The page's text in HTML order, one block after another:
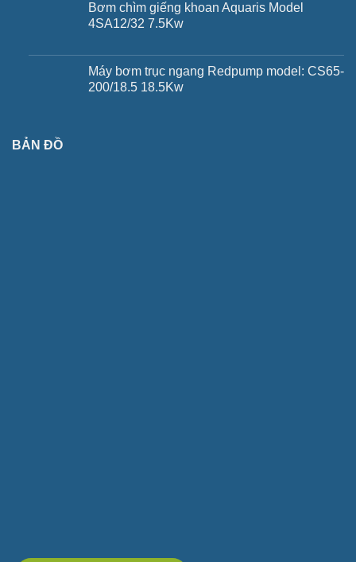
Bơm chìm giếng khoan Aquaris Model
4SA12/32 7.5Kw
Máy bơm trục ngang Redpump model: CS65-
200/18.5 18.5Kw
BẢN ĐỒ